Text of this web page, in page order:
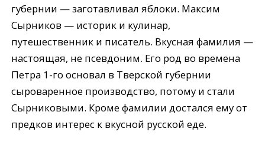
губернии — заготавливал яблоки. Максим
Сырников — историк и кулинар,
путешественник и писатель. Вкусная фамилия —
настоящая, не псевдоним. Его род во времена
Петра 1-го основал в Тверской губернии
сыроваренное производство, потому и стали
Сырниковыми. Кроме фамилии достался ему от
предков интерес к вкусной русской еде.